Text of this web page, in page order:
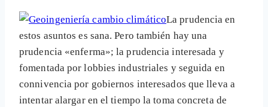
La prudencia en
estos asuntos es sana. Pero también hay una
prudencia «enferma»; la prudencia interesada y
fomentada por lobbies industriales y seguida en
connivencia por gobiernos interesados que lleva a
intentar alargar en el tiempo la toma concreta de